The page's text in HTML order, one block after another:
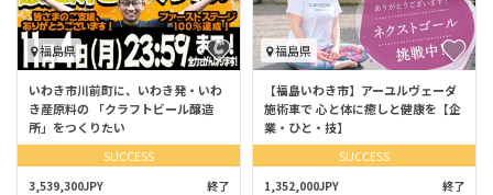
福島県
いわき市川前町に、いわき発・いわ
き産原料の 「クラフトビール醸造
所」をつくりたい
SUCCESS
3,539,300JPY 終了
福島県
【福島いわき市】アーユルヴェーダ
施術車で 心と体に癒しと健康を【企
業・ひと・技】
SUCCESS
1,352,000JPY 終了